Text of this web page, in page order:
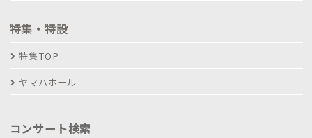
特集・特設
特集TOP
ヤマハホール
コンサート検索